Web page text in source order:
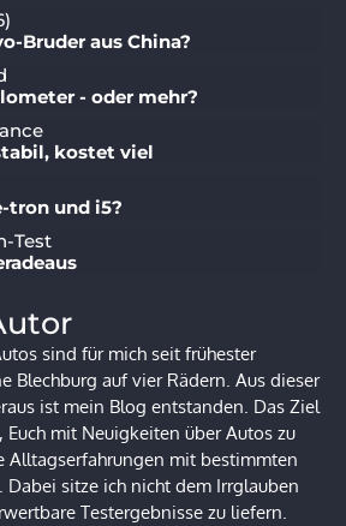
Bruder aus China?
- oder mehr?
kostet viel
tron und i5?
Test
sind für mich seit frühester
Blechburg auf vier Rädern. Aus dieser
ist mein Blog entstanden. Das Ziel
Euch mit Neuigkeiten über Autos zu
Alltagserfahrungen mit bestimmten
Dabei sitze ich nicht dem Irrglauben
Testergebnisse zu liefern.